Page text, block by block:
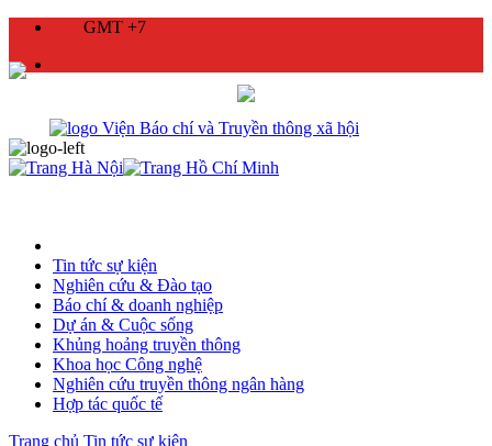
GMT +7
Tin tức sự kiện
Nghiên cứu & Đào tạo
Báo chí & doanh nghiệp
Dự án & Cuộc sống
Khủng hoảng truyền thông
Khoa học Công nghệ
Nghiên cứu truyền thông ngân hàng
Hợp tác quốc tế
Trang chủ Tin tức sự kiện